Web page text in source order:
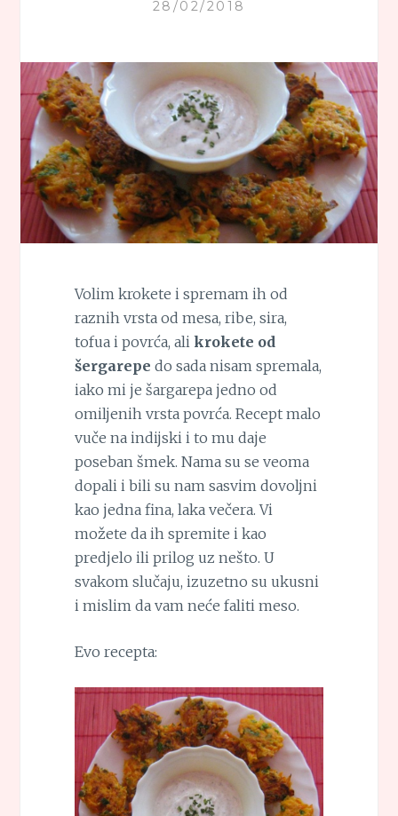
28/02/2018
Volim krokete i spremam ih od
raznih vrsta od mesa, ribe, sira,
tofua i povrća, ali krokete od
šergarepe do sada nisam spremala,
iako mi je šargarepa jedno od
omiljenih vrsta povrća. Recept malo
vuče na indijski i to mu daje
poseban šmek. Nama su se veoma
dopali i bili su nam sasvim dovoljni
kao jedna fina, laka večera. Vi
možete da ih spremite i kao
predjelo ili prilog uz nešto. U
svakom slučaju, izuzetno su ukusni
i mislim da vam neće faliti meso.
Evo recepta: